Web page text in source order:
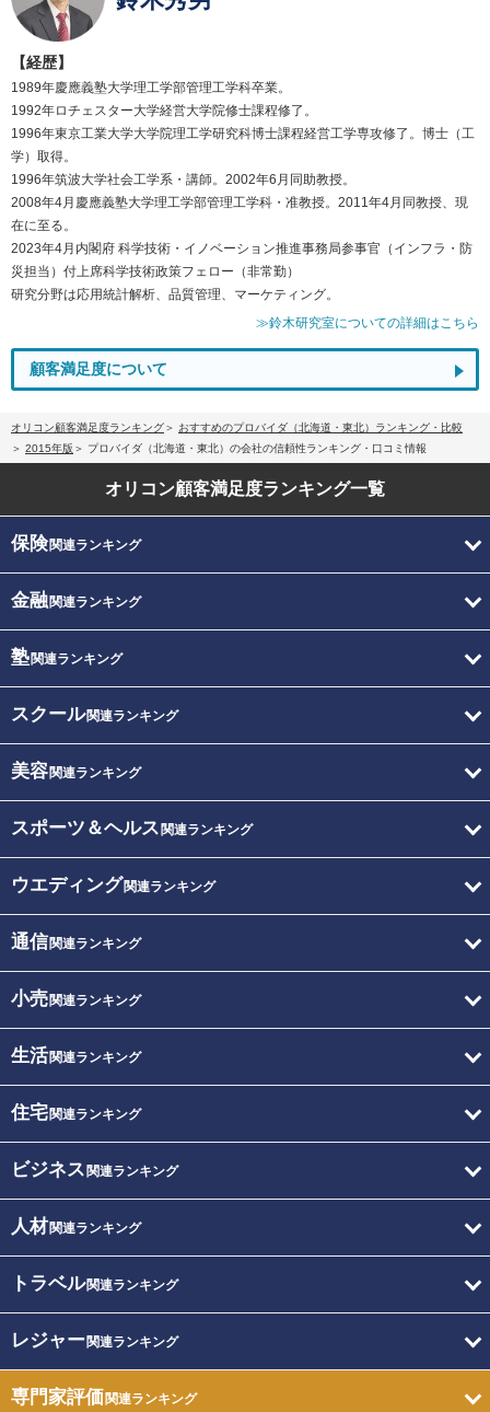
【経歴】
1989年慶應義塾大学理工学部管理工学科卒業。
1992年ロチェスター大学経営大学院修士課程修了。
1996年東京工業大学大学院理工学研究科博士課程経営工学専攻修了。博士（工
学）取得。
1996年筑波大学社会工学系・講師。2002年6月同助教授。
2008年4月慶應義塾大学理工学部管理工学科・准教授。2011年4月同教授、現
在に至る。
2023年4月内閣府 科学技術・イノベーション推進事務局参事官（インフラ・防
災担当）付上席科学技術政策フェロー（非常勤）
研究分野は応用統計解析、品質管理、マーケティング。
≫鈴木研究室についての詳細はこちら
顧客満足度について
オリコン顧客満足度ランキング
おすすめのプロバイダ（北海道・東北）ランキング・比較
2015年版
プロバイダ（北海道・東北）の会社の信頼性ランキング・口コミ情報
オリコン顧客満足度ランキング一覧
保険関連ランキング
金融関連ランキング
塾関連ランキング
スクール関連ランキング
美容関連ランキング
スポーツ＆ヘルス 関連ランキング
ウエディング関連ランキング
通信関連ランキング
小売関連ランキング
生活関連ランキング
住宅関連ランキング
ビジネス 関連ランキング
人材関連ランキング
トラベル関連ランキング
レジャー関連ランキング
専門家評価関連ランキング